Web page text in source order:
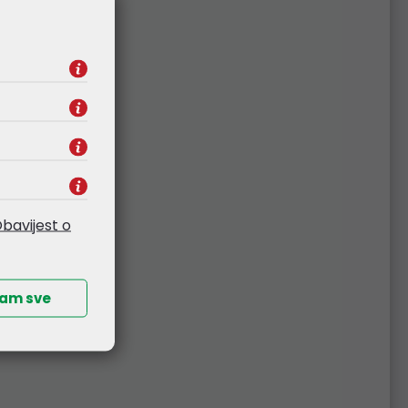
primjenu. Saznajte više o novom
gigabitnom switchu, kompaktnom Wi-Fi 6
inovativnom rješenju za vanjsko napajanje
upravljanju kabelima. Pogledajte
i tehničke specifikacije.
o
sve